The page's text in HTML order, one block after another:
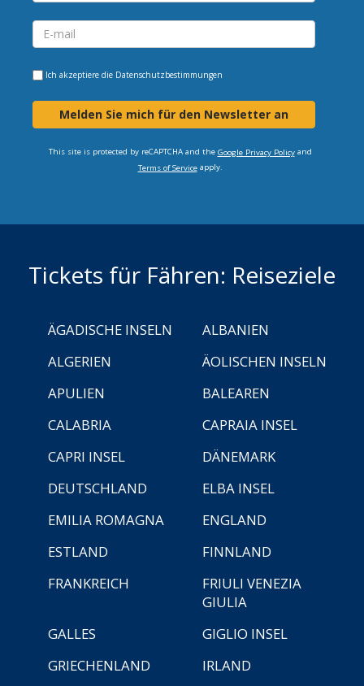
Ich akzeptiere die Datenschutzbestimmungen
Melden Sie mich für den Newsletter an
This site is protected by reCAPTCHA and the Google Privacy Policyand
Terms of Serviceapply.
Tickets für Fähren: Reiseziele
ÄGADISCHE INSELN
ALBANIEN
ALGERIEN
ÄOLISCHEN INSELN
APULIEN
BALEAREN
CALABRIA
CAPRAIA INSEL
CAPRI INSEL
DÄNEMARK
DEUTSCHLAND
ELBA INSEL
EMILIA ROMAGNA
ENGLAND
ESTLAND
FINNLAND
FRANKREICH
FRIULI VENEZIA
GIULIA
GALLES
GIGLIO INSEL
GRIECHENLAND
IRLAND